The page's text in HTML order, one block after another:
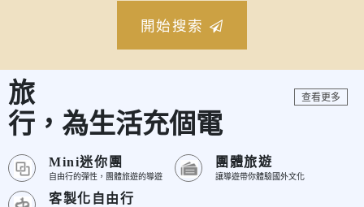
開始搜索
旅
行，為生活充個電
Mini迷你團
自由行的彈性，團體旅遊的導遊
團體旅遊
讓導遊帶你體驗國外文化
客製化自由行
查看更多